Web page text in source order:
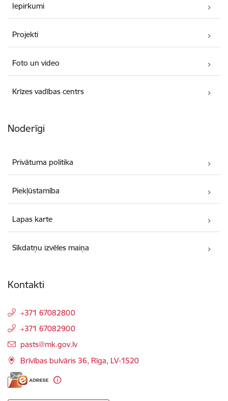
Iepirkumi
Projekti
Foto un video
Krīzes vadības centrs
Noderīgi
Privātuma politika
Piekļūstamība
Lapas karte
Sīkdatņu izvēles maiņa
Kontakti
+371 67082800
+371 67082900
E-pasts:
pasts@mk.gov.lv
Brīvības bulvāris 36, Rīga, LV-1520